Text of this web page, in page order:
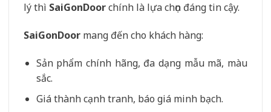
lý thì SaiGonDoorchính là lựa chọn đáng tin cậy.
SaiGonDoor mang đến cho khách hàng:
Sản phẩm chính hãng, đa dạng mẫu mã, màu
sắc.
Giá thành cạnh tranh, báo giá minh bạch.